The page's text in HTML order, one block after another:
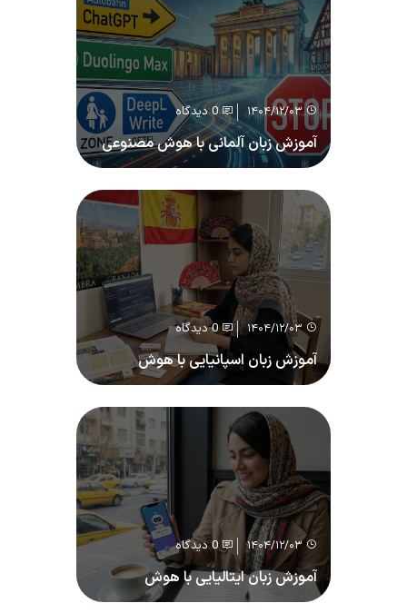
۱۴۰۴/۱۲/۰۳ 0 دیدگاه
آموزش زبان آلمانی با هوش مصنوعی
۱۴۰۴/۱۲/۰۳ 0 دیدگاه
آموزش زبان اسپانیایی با هوش
مصنوعی
۱۴۰۴/۱۲/۰۳ 0 دیدگاه
آموزش زبان ایتالیایی با هوش
مصنوعی